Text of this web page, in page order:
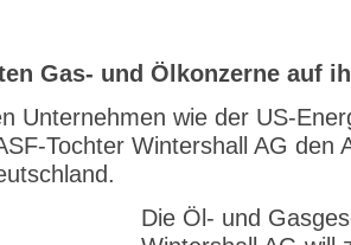
Gas- und Ölkonzerne auf
Unternehmen wie der US-
Tochter Wintershall AG den
Die Öl- und